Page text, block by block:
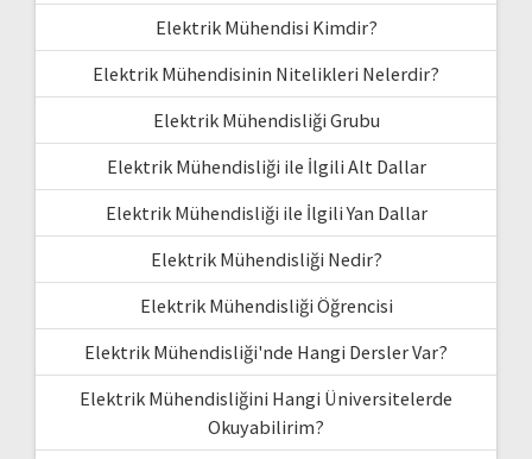
Elektrik Mühendisi Kimdir?
Elektrik Mühendisinin Nitelikleri Nelerdir?
Elektrik Mühendisliği Grubu
Elektrik Mühendisliği ile İlgili Alt Dallar
Elektrik Mühendisliği ile İlgili Yan Dallar
Elektrik Mühendisliği Nedir?
Elektrik Mühendisliği Öğrencisi
Elektrik Mühendisliği'nde Hangi Dersler Var?
Elektrik Mühendisliğini Hangi Üniversitelerde
Okuyabilirim?